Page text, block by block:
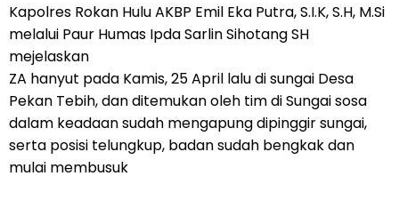
Kapolres Rokan Hulu AKBP Emil Eka Putra, S.I.K, S.H, M.Si
melalui Paur Humas Ipda Sarlin Sihotang SH
mejelaskan
ZA hanyut pada Kamis, 25 April lalu di sungai Desa
Pekan Tebih, dan ditemukan oleh tim di Sungai sosa
dalam keadaan sudah mengapung dipinggir sungai,
serta posisi telungkup, badan sudah bengkak dan
mulai membusuk